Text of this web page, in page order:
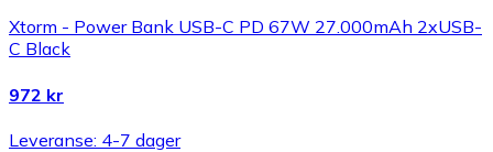
Xtorm - Power Bank USB-C PD 67W 27.000mAh 2xUSB-
C Black
972 kr
Leveranse: 4-7 dager